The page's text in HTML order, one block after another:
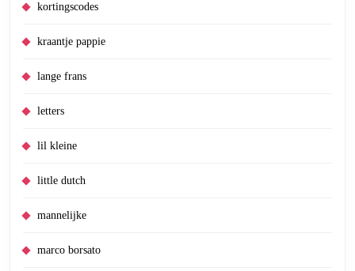
kortingscodes
kraantje pappie
lange frans
letters
lil kleine
little dutch
mannelijke
marco borsato